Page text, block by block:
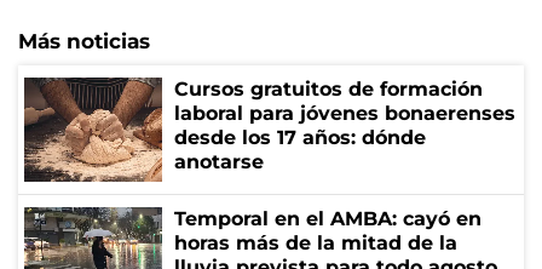
Más noticias
Cursos gratuitos de formación
laboral para jóvenes bonaerenses
desde los 17 años: dónde
anotarse
Temporal en el AMBA: cayó en
horas más de la mitad de la